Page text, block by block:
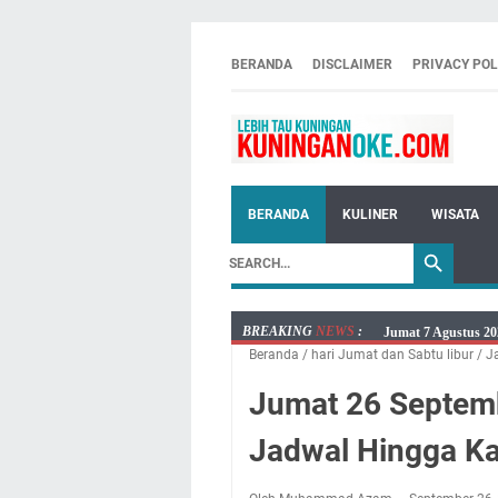
BERANDA DISCLAIMER PRIVACY
BERANDA KULINER WISATA
BREAKING NEWS :
Jumat 7 Agustus
Embun Pagi
Tetap Berjalan
Salat Lima Waktu
Menenangkan, Ini
Nobar Final Piala
Beranda / hari Jumat dan Sabtu libur /
Jumat 26
Jadwal Hingga